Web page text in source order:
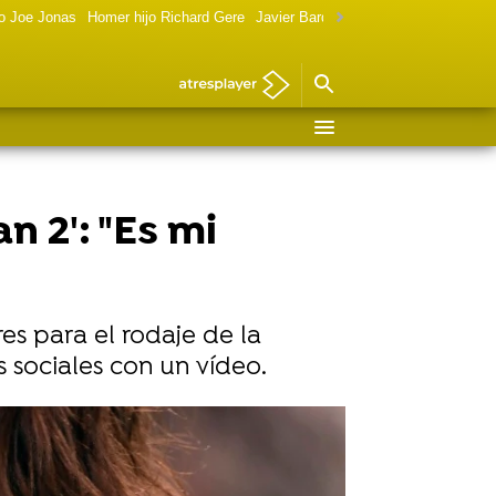
Joe Jonas Homer hijo Richard Gere Javier Bardem política
2': "Es mi
para el rodaje de la
sociales con un vídeo.